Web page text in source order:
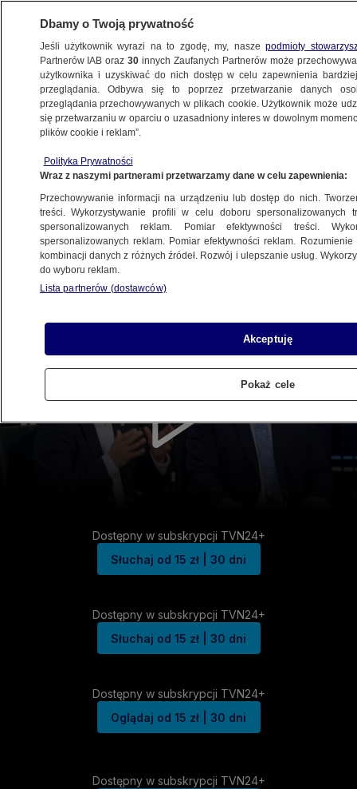
Dostępny w subskrypcji TVN24+
Słuchaj od 15 zł | 30 dni
Dostępny w subskrypcji TVN24+
Słuchaj od 15 zł | 30 dni
Dostępny w subskrypcji TVN24+
Oglądaj od 15 zł | 30 dni
Dostępny w subskrypcji TVN24+
Dbamy o Twoją prywatność
Jeśli użytkownik wyrazi na to zgodę, my, naszepodmioty
Partnerów IAB oraz30 innych Zaufanych Partnerów może
użytkownika i uzyskiwać do nich dostęp w celu zapewnienia
przeglądania. Odbywa się to poprzez przetwarzanie danych
przeglądania przechowywanych w plikach cookie. Użytkownik może
się przetwarzaniu w oparciu o uzasadniony interes w dowolnym
plików cookie i reklam”.
Polityka Prywatności
Wraz z naszymi partnerami przetwarzamy dane w celu zapewnienia:
Przechowywanie informacji na urządzeniu lub dostęp do nich.
treści. Wykorzystywanie profili w celu doboru spersonalizowanych
spersonalizowanych reklam. Pomiar efektywności treści.
spersonalizowanych reklam. Pomiar efektywności reklam.
kombinacji danych z różnych źródeł. Rozwój i ulepszanie usług.
do wyboru reklam.
Lista partnerów (dostawców)
Akceptuję
Pokaż cele